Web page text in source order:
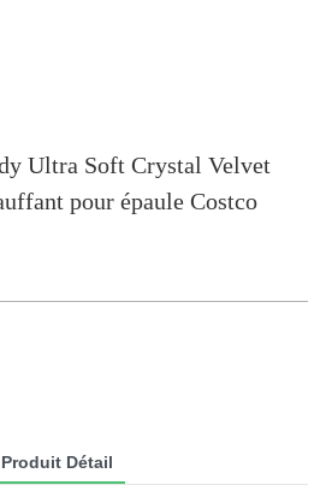
Ultra Soft Crystal Velvet
pour épaule Costco
Produit Détail